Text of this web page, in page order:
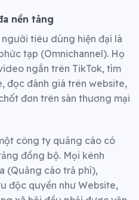
nền tảng
tiêu dùng hiện đại là
tạp (Omnichannel). Họ
ngắn trên TikTok, tìm
đọc đánh giá trên website,
đơn trên sàn thương mại
công ty quảng cáo có
đồng bộ. Mọi kênh
(Quảng cáo trả phí),
độc quyền như Website,